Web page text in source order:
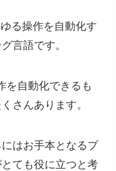
る操作を自動化す
言語です。
を自動化できるも
さんあります。
はお手本となるプ
ても役に立つと考